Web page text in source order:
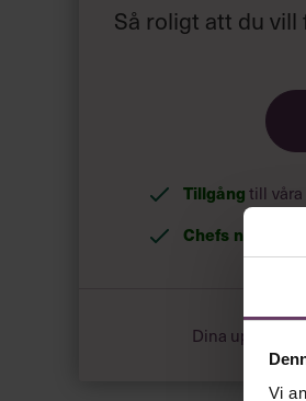
Vi
Så roligt att du
Tillgångtill
Chefs
Dina uppgifter